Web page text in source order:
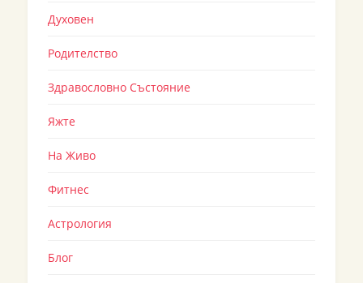
Духовен
Родителство
Здравословно Състояние
Яжте
На Живо
Фитнес
Астрология
Блог